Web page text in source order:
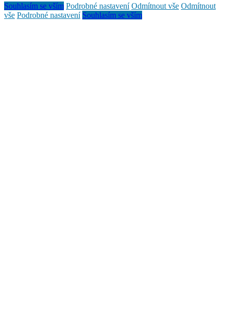
Souhlasím se vším Podrobné nastavení Odmítnout vše Odmítnout
vše Podrobné nastavení Souhlasím se vším